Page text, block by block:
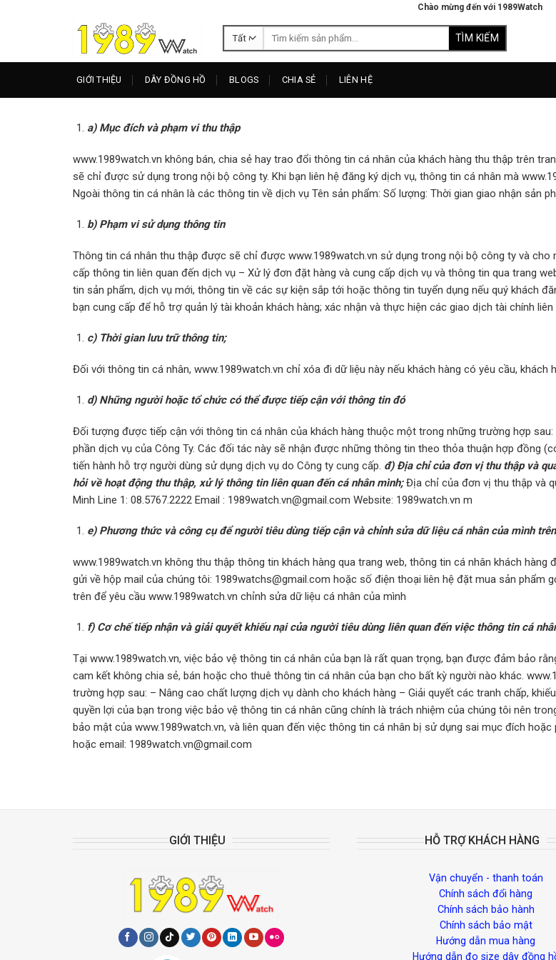
Chào mừng đến với 1989Watch
Tìm
GIỚI THIỆU DÂY ĐỒNG HỒ BLOGS CHIA SẺ LIÊN HỆ
a) Mục đích và phạm vi thu thập
www.1989watch.vn không bán, chia sẻ hay trao đổi thông tin cá nhân của khách hàng thu thập trên
sẽ chỉ được sử dụng trong nội bộ công ty. Khi bạn liên hệ đăng ký dịch vụ, thông tin cá nhân mà
Ngoài thông tin cá nhân là các thông tin về dịch vụ Tên sản phẩm: Số lượng: Thời gian giao nhận sản
b) Phạm vi sử dụng thông tin
Thông tin cá nhân thu thập được sẽ chỉ được www.1989watch.vn sử dụng trong nội bộ công ty và
cấp thông tin liên quan đến dịch vụ – Xử lý đơn đặt hàng và cung cấp dịch vụ và thông tin qua trang
tin sản phẩm, dịch vụ mới, thông tin về các sự kiện sắp tới hoặc thông tin tuyển dụng nếu quý khách
bạn cung cấp để hỗ trợ quản lý tài khoản khách hàng; xác nhận và thực hiện các giao dịch tài chính
c) Thời gian lưu trữ thông tin;
Đối với thông tin cá nhân, www.1989watch.vn chỉ xóa đi dữ liệu này nếu khách hàng có yêu cầu, khách
d) Những người hoặc tổ chức có thể được tiếp cận với thông tin đó
Đối tượng được tiếp cận với thông tin cá nhân của khách hàng thuộc một trong những trường hợp
phần dịch vụ của Công Ty. Các đối tác này sẽ nhận được những thông tin theo thỏa thuận hợp đồng
tiến hành hỗ trợ người dùng sử dụng dịch vụ do Công ty cung cấp. đ) Địa chỉ của đơn vị thu thập và
hỏi về hoạt động thu thập, xử lý thông tin liên quan đến cá nhân mình;Địa chỉ của đơn vị thu thập và
Minh Line 1: 08.5767.2222 Email : 1989watch.vn@gmail.com Website: 1989watch.vn m
e) Phương thức và công cụ để người tiêu dùng tiếp cận và chỉnh sửa dữ liệu cá nhân của mình
www.1989watch.vn không thu thập thông tin khách hàng qua trang web, thông tin cá nhân khách
gửi về hộp mail của chúng tôi: 1989watchs@gmail.com hoặc số điện thoại liên hệ đặt mua sản phẩm
trên để yêu cầu www.1989watch.vn chỉnh sửa dữ liệu cá nhân của mình
f) Cơ chế tiếp nhận và giải quyết khiếu nại của người tiêu dùng liên quan đến việc thông tin cá
Tại www.1989watch.vn, việc bảo vệ thông tin cá nhân của bạn là rất quan trọng, bạn được đảm bảo
cam kết không chia sẻ, bán hoặc cho thuê thông tin cá nhân của bạn cho bất kỳ người nào khác.
trường hợp sau: – Nâng cao chất lượng dịch vụ dành cho khách hàng – Giải quyết các tranh chấp,
quyền lợi của bạn trong việc bảo vệ thông tin cá nhân cũng chính là trách nhiệm của chúng tôi nên
bảo mật của www.1989watch.vn, và liên quan đến việc thông tin cá nhân bị sử dụng sai mục đích
hoặc email: 1989watch.vn@gmail.com
GIỚI THIỆU HỖ TRỢ KHÁCH HÀNG
Vận chuyển - thanh toán
Chính sách đổi hàng
Chính sách bảo hành
Chính sách bảo mật
Hướng dẫn mua hàng
Hướng dẫn đo size dây đồng